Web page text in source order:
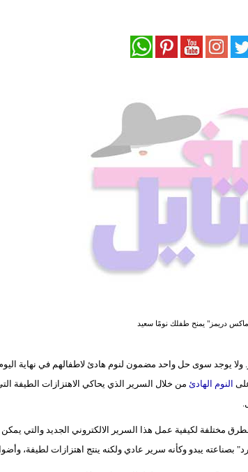
دريمز" يمنح طفلك نومًا سعيد
يوجد سوى حل واحد مضمون لنوم هادئ لاطفالهم في نهاية اليوم،
النوم الهادئ من خلال السرير الذي يحاكي الاهتزازات الطيفة التي
مختلفة لكيفية عمل هذا السرير الالكتروني الجديد والتي يمكن
يبدو وكأنه سرير عادي ولكنه ينتج اهتزازات لطيفة،